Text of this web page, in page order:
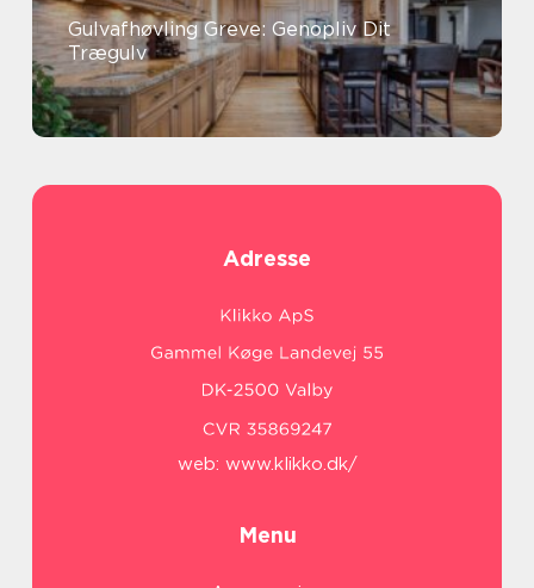
Gulvafhøvling Greve: Genopliv Dit
Trægulv
Adresse
web: www.klikko.dk/
Menu